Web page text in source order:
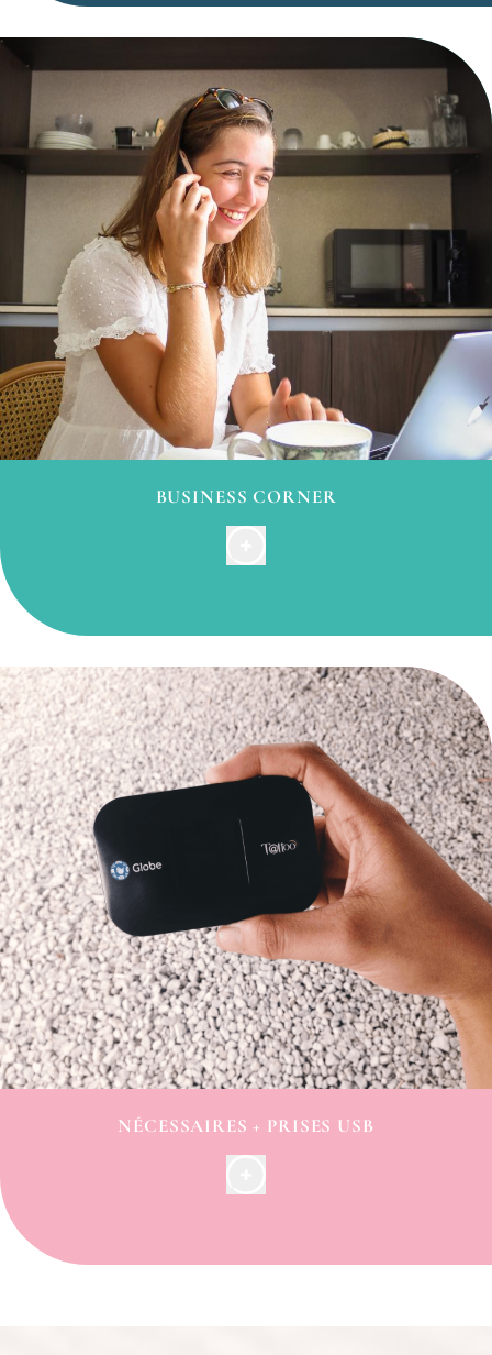
BUSINESS CORNER
Nous savons à quel point il est important pour nos
NÉCESSAIRES + PRISES USB
Vous trouverez également à la réception :
des nécessaires d’hygiène (brosse à dent, rasoir,